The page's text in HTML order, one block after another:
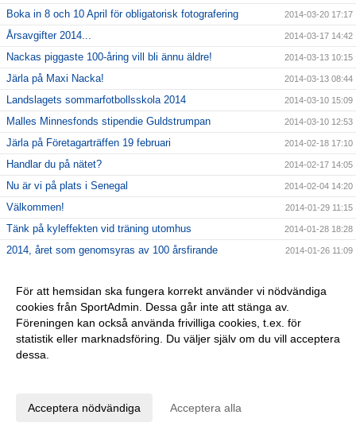
Boka in 8 och 10 April för obligatorisk fotografering 2014-03-20 17:17
Årsavgifter 2014... 2014-03-17 14:42
Nackas piggaste 100-åring vill bli ännu äldre! 2014-03-13 10:15
Järla på Maxi Nacka! 2014-03-13 08:44
Landslagets sommarfotbollsskola 2014 2014-03-10 15:09
Malles Minnesfonds stipendie Guldstrumpan 2014-03-10 12:53
Järla på Företagarträffen 19 februari 2014-02-18 17:10
Handlar du på nätet? 2014-02-17 14:05
Nu är vi på plats i Senegal 2014-02-04 14:20
Välkommen! 2014-01-29 11:15
Tänk på kyleffekten vid träning utomhus 2014-01-28 18:28
2014, året som genomsyras av 100 årsfirande 2014-01-26 11:09
Ny hemsida! - nu kör vi 2014-01-17 14:12
Vilken fantastisk fotbollssäsong
Järla IF FKs organisation förstärks 2013-11-11 17:29
Cookie-inställningarGå till Webbversion
För att hemsidan ska fungera korrekt använder vi nödvändiga
cookies från SportAdmin. Dessa går inte att stänga av.
Föreningen kan också använda frivilliga cookies, t.ex. för
statistik eller marknadsföring. Du väljer själv om du vill acceptera
dessa.
Acceptera nödvändiga Acceptera alla